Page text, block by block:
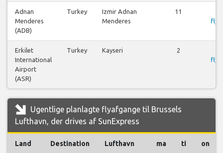
Adnan
Menderes
(ADB)
Turkey
Izmir Adnan
Menderes
11
Erkilet
International
Airport
(ASR)
Turkey Kayseri 2
Ugentlige planlagte flyafgange til Brussels
Lufthavn, der drives af SunExpress
Land Destination Lufthavn ma ti on